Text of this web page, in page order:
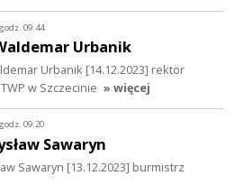
09:44
Urbanik
Urbanik [14.12.2023] rektor
w Szczecinie » więcej
09:20
Sawaryn
Sawaryn [13.12.2023] burmistrz